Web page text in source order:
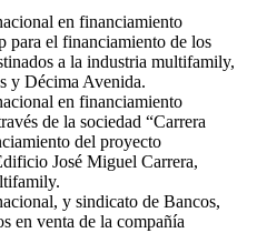
en financiamiento
para el financiamiento de los
a la industria multifamily,
y Décima Avenida.
en financiamiento
de la sociedad “Carrera
del proyecto
José Miguel Carrera,
y sindicato de Bancos,
en venta de la compañía